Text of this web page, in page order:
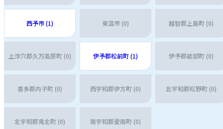
西予市 (1) 東温市 (0) 越智郡上島町 (0)
上浮穴郡久万高原町 (0) 伊予郡松前町 (1) 伊予郡砥部町 (0)
喜多郡内子町 (0) 西宇和郡伊方町 (0) 北宇和郡松野町 (0)
北宇和郡鬼北町 (0) 南宇和郡愛南町 (0)